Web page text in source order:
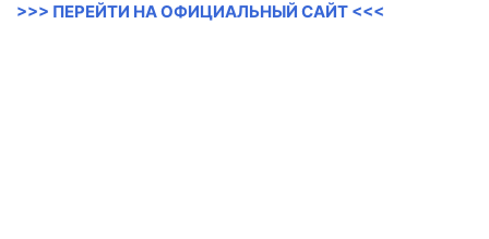
>>> ПЕРЕЙТИ НА ОФИЦИАЛЬНЫЙ САЙТ <<<